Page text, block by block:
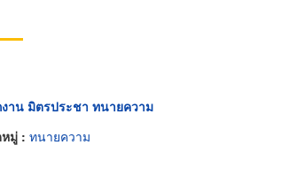
าน มิตรประชา ทนายความ
มู่ : ทนายความ